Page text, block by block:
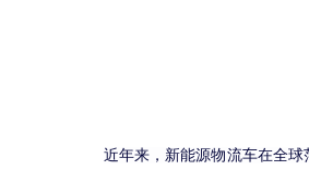
近年来，新能源物流车在全